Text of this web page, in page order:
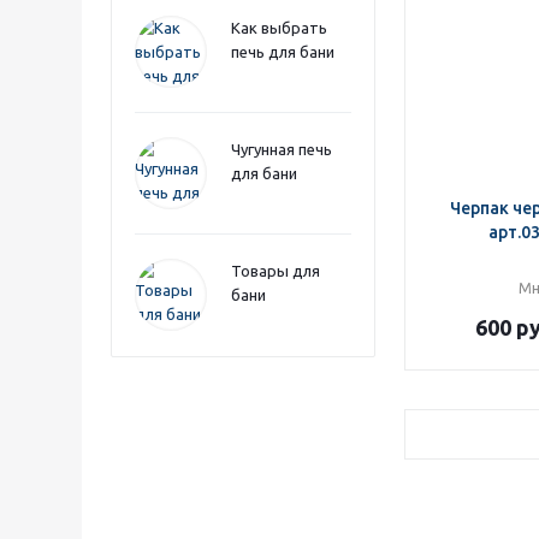
Как выбрать
печь для бани
Чугунная печь
для бани
Товары для
бани
Черпак
600